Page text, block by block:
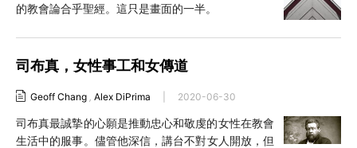
的教會論合乎聖經。這只是畫面的一半。
司布真，女性事工和女傳道
Geoff Chang Alex DiPrima 2020-06-30
司布真最誠摯的心願是推動忠心和敬虔的女性在教會
生活中的服事。儘管他深信，講台不對女人開放，但